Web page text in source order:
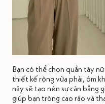
Bạn có thể chọn quần tây
thiết kế rộng vừa phải, ôm
này sẽ tạo nên sự cân bằng
giúp bạn trông cao ráo và